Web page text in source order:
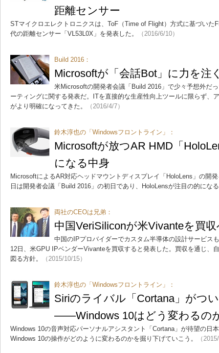
距離センサー
STマイクロエレクトロニクスは、ToF（Time of Flight）方式に基づいた
代の距離センサー「VL53L0X」を発表した。
（2016/6/10）
Build 2016：
Microsoftが「会話Bot」に力を注
米Microsoftの開発者会議「Build 2016」で少々予想外だ
ーティングに関する発表だ。ITを直接的な生産性向上ツールに限らず、
がより明確になってきた。
（2016/4/7）
鈴木淳也の「Windowsフロントライン」：
Microsoftが放つAR HMD「
になる中身
MicrosoftによるAR対応ヘッドマウントディスプレイ「HoloLens」の開
日は開発者会議「Build 2016」の初日であり、HoloLensが注目の的にな
両社のCEOは兄弟：
中国VeriSiliconが米Vivanteを買
中国のIPプロバイダーでカスタム半導体の設計サービス
12日、米GPU IPベンダーVivanteを買収すると発表した。買収を通じ、
図る方針。
（2015/10/15）
鈴木淳也の「Windowsフロントライン」：
Siriのライバル「Cortana」がつ
――Windows 10はどう変わるの
Windows 10の音声対応パーソナルアシスタント「Cortana」が待望の日
Windows 10の操作がどのように変わるのかを掘り下げていこう。
（